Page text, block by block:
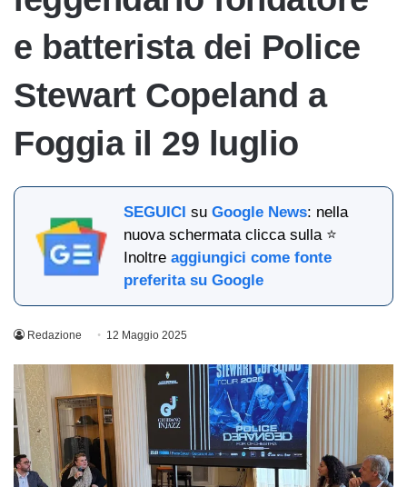
e batterista dei Police
Stewart Copeland a
Foggia il 29 luglio
SEGUICI suGoogle News: nella
nuova schermata clicca sulla ⭐
Inoltreaggiungici come fonte
preferita su Google
Redazione 12 Maggio 2025